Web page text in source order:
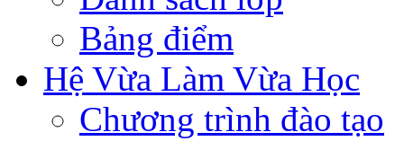
Bảng điểm
Hệ Vừa Làm Vừa Học
Chương trình đào tạo